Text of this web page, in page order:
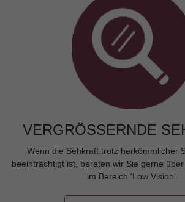
VERGRÖSSERNDE
Wenn die Sehkraft trotz herkömmlicher
beeinträchtigt ist, beraten wir Sie gerne
im Bereich 'Low Vision'.